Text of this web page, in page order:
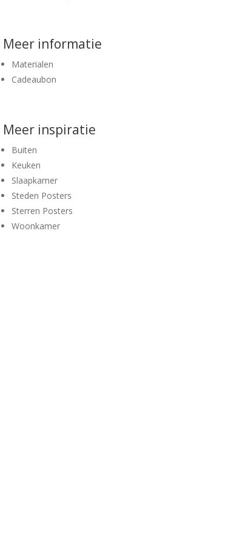
Meer informatie
Materialen
Cadeaubon
Meer inspiratie
Buiten
Keuken
Slaapkamer
Steden Posters
Sterren Posters
Woonkamer